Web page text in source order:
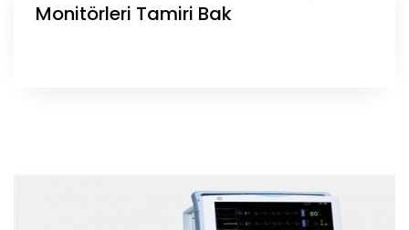
Monitörleri Tamiri Bak